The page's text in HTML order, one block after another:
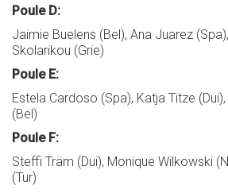
Poule D:
Jaimie Buelens (Bel), Ana Juarez
Skolarikou (Grie)
Poule E:
Estela Cardoso (Spa), Katja Titze
(Bel)
Poule F:
Steffi Träm (Dui), Monique Wilkowski
(Tur)